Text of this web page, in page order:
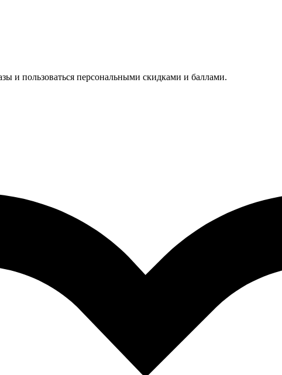
и пользоваться персональными скидками и баллами.